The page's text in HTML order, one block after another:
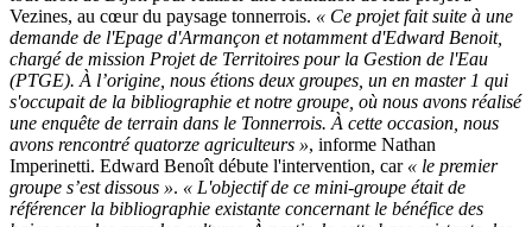
Vezines, au cœur du paysage tonnerrois. « Ce projet fait suite à une
demande de l'Epage d'Armançon et notamment d'Edward Benoit,
chargé de mission Projet de Territoires pour la Gestion de l'Eau
(PTGE). À l’origine, nous étions deux groupes, un en master 1 qui
s'occupait de la bibliographie et notre groupe, où nous avons réalisé
une enquête de terrain dans le Tonnerrois. À cette occasion, nous
avons rencontré quatorze agriculteurs », informe Nathan
Imperinetti. Edward Benoît débute l'intervention, car « le premier
groupe s’est dissous ». « L'objectif de ce mini-groupe était de
référencer la bibliographie existante concernant le bénéfice des